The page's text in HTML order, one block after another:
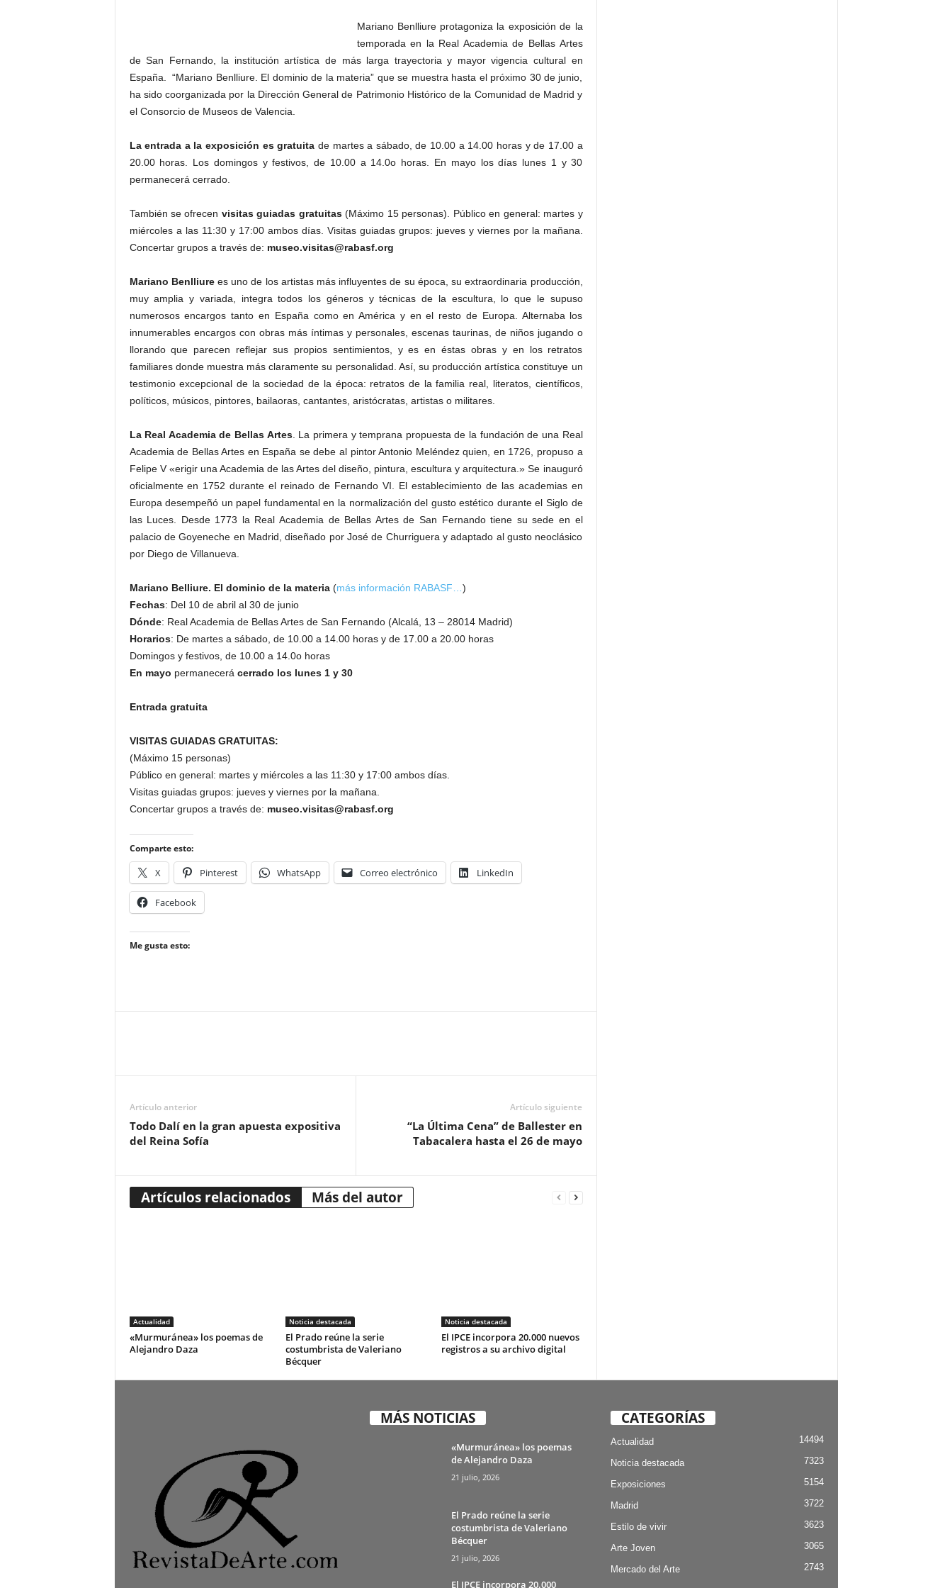
Mariano Benlliure protagoniza la exposición de la
temporada en la Real Academia de Bellas Artes
de San Fernando, la institución artística de más larga trayectoria y mayor vigencia cultural en
España. “Mariano Benlliure. El dominio de la materia” que se muestra hasta el próximo 30 de junio,
ha sido coorganizada por la Dirección General de Patrimonio Histórico de la Comunidad de Madrid y
el Consorcio de Museos de Valencia.
La entrada a la exposición es gratuita de martes a sábado, de 10.00 a 14.00 horas y de 17.00 a
20.00 horas. Los domingos y festivos, de 10.00 a 14.0o horas. En mayo los días lunes 1 y 30
permanecerá cerrado.
También se ofrecen visitas guiadas gratuitas(Máximo 15 personas). Público en general: martes y
miércoles a las 11:30 y 17:00 ambos días. Visitas guiadas grupos: jueves y viernes por la mañana.
Concertar grupos a través de: museo.visitas@rabasf.org
Mariano Benlliurees uno de los artistas más influyentes de su época, su extraordinaria producción,
muy amplia y variada, integra todos los géneros y técnicas de la escultura, lo que le supuso
numerosos encargos tanto en España como en América y en el resto de Europa. Alternaba los
innumerables encargos con obras más íntimas y personales, escenas taurinas, de niños jugando o
llorando que parecen reflejar sus propios sentimientos, y es en éstas obras y en los retratos
familiares donde muestra más claramente su personalidad. Así, su producción artística constituye un
testimonio excepcional de la sociedad de la época: retratos de la familia real, literatos, científicos,
políticos, músicos, pintores, bailaoras, cantantes, aristócratas, artistas o militares.
La Real Academia de Bellas Artes. La primera y temprana propuesta de la fundación de una Real
Academia de Bellas Artes en España se debe al pintor Antonio Meléndez quien, en 1726, propuso a
Felipe V «erigir una Academia de las Artes del diseño, pintura, escultura y arquitectura.» Se inauguró
oficialmente en 1752 durante el reinado de Fernando VI. El establecimiento de las academias en
Europa desempeñó un papel fundamental en la normalización del gusto estético durante el Siglo de
las Luces. Desde 1773 la Real Academia de Bellas Artes de San Fernando tiene su sede en el
palacio de Goyeneche en Madrid, diseñado por José de Churriguera y adaptado al gusto neoclásico
por Diego de Villanueva.
Mariano Belliure. El dominio de la materia(más información RABASF… )
Fechas: Del 10 de abril al 30 de junio
Dónde: Real Academia de Bellas Artes de San Fernando (Alcalá, 13 – 28014 Madrid)
Horarios: De martes a sábado, de 10.00 a 14.00 horas y de 17.00 a 20.00 horas
Domingos y festivos, de 10.00 a 14.0o horas
En mayo permanecerá cerrado los lunes 1 y 30
Entrada gratuita
VISITAS GUIADAS GRATUITAS:
(Máximo 15 personas)
Público en general: martes y miércoles a las 11:30 y 17:00 ambos días.
Visitas guiadas grupos: jueves y viernes por la mañana.
Concertar grupos a través de: museo.visitas@rabasf.org
Comparte esto:
X Pinterest WhatsApp Correo electrónico LinkedIn
Facebook
Me gusta esto:
Artículo anterior
Todo Dalí en la gran apuesta expositiva
del Reina Sofía
Artículo siguiente
“La Última Cena” de Ballester en
Tabacalera hasta el 26 de mayo
Artículos relacionados Más del autor
Actualidad
«Murmuránea» los poemas de
Alejandro Daza
Noticia destacada
El Prado reúne la serie
costumbrista de Valeriano
Bécquer
Noticia destacada
El IPCE incorpora 20.000 nuevos
registros a su archivo digital
MÁS NOTICIAS
«Murmuránea» los poemas
de Alejandro Daza
21 julio, 2026
El Prado reúne la serie
costumbrista de Valeriano
Bécquer
21 julio, 2026
El IPCE incorpora 20.000
CATEGORÍAS
Actualidad 14494
Noticia destacada 7323
Exposiciones 5154
Madrid 3722
Estilo de vivir 3623
Arte Joven 3065
Mercado del Arte 2743